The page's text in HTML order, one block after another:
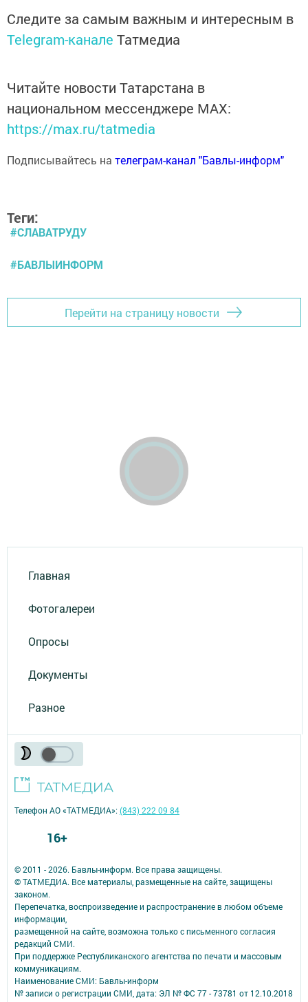
Следите за самым важным и интересным в
Telegram-канале Татмедиа
Читайте новости Татарстана в
национальном мессенджере MАХ:
https://max.ru/tatmedia
Подписывайтесь на телеграм-канал "Бавлы-информ"
Теги:
#СЛАВАТРУДУ
#БАВЛЫИНФОРМ
Перейти на страницу новости
Главная
Фотогалереи
Опросы
Документы
Разное
© 2011 - 2026. Бавлы-информ. Все права защищены.
© ТАТМЕДИА. Все материалы, размещенные на сайте, защищены
законом.
Перепечатка, воспроизведение и распространение в любом объеме
информации,
размещенной на сайте, возможна только с письменного согласия
редакций СМИ.
При поддержке Республиканского агентства по печати и массовым
коммуникациям.
Наименование СМИ: Бавлы-информ
№ записи о регистрации СМИ, дата: ЭЛ № ФС 77 - 73781 от 12.10.2018
Телефон АО «ТАТМЕДИА»:(843) 222 09 84
16+